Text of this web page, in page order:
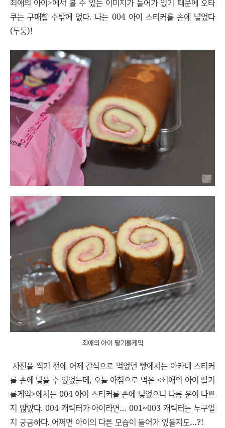
최애의 아이>에서 볼 수 있는 이미지가 들어가 있기 때문에 오타
쿠는 구매할 수밖에 없다. 나는 004 아이 스티커를 손에 넣었다
(두둥)!
최애의 아이 딸기롤케익
사진을 찍기 전에 어제 간식으로 먹었던 빵에서는 아카네 스티커
를 손에 넣을 수 있었는데, 오늘 아침으로 먹은 <최애의 아이 딸기
롤케익>에서는 004 아이 스티커를 손에 넣었으니 나름 운이 나쁘
지 않았다. 004 캐릭터가 아이라면… 001~003 캐릭터는 누구일
지 궁금하다. 어쩌면 아이의 다른 모습이 들어가 있을지도…?!